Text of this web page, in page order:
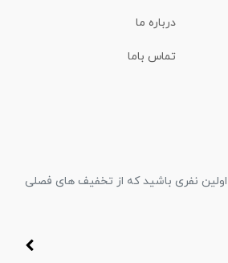
درباره ما
تماس باما
اولین نفری باشید که از تخفیف های فصلی